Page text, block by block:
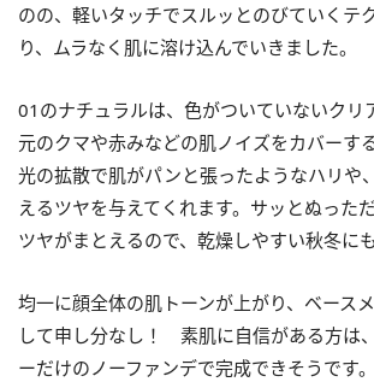
のの、軽いタッチでスルッとのびていくテ
り、ムラなく肌に溶け込んでいきました。
01のナチュラルは、色がついていないクリ
元のクマや赤みなどの肌ノイズをカバーす
光の拡散で肌がパンと張ったようなハリや
えるツヤを与えてくれます。サッとぬった
ツヤがまとえるので、乾燥しやすい秋冬に
均一に顔全体の肌トーンが上がり、ベース
して申し分なし！ 素肌に自信がある方は
ーだけのノーファンデで完成できそうです。